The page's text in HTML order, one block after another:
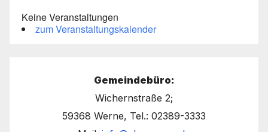
Keine Veranstaltungen
zum Veranstaltungskalender
Gemeindebüro:
Wichernstraße 2;
59368 Werne, Tel.: 02389-3333